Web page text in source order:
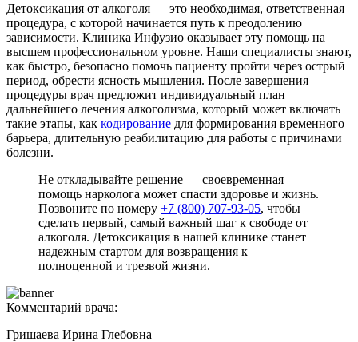
Детоксикация от алкоголя — это необходимая, ответственная
процедура, с которой начинается путь к преодолению
зависимости. Клиника Инфузио оказывает эту помощь на
высшем профессиональном уровне. Наши специалисты знают,
как быстро, безопасно помочь пациенту пройти через острый
период, обрести ясность мышления. После завершения
процедуры врач предложит индивидуальный план
дальнейшего лечения алкоголизма, который может включать
такие этапы, как кодирование для формирования временного
барьера, длительную реабилитацию для работы с причинами
болезни.
Не откладывайте решение — своевременная
помощь нарколога может спасти здоровье и жизнь.
Позвоните по номеру +7 (800) 707-93-05, чтобы
сделать первый, самый важный шаг к свободе от
алкоголя. Детоксикация в нашей клинике станет
надежным стартом для возвращения к
полноценной и трезвой жизни.
Комментарий врача:
Гришаева Ирина Глебовна